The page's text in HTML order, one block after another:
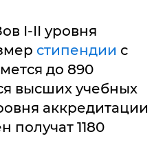
І-ІІ уровня
стипендии с
до 890
высших учебных
аккредитации
получат 1180